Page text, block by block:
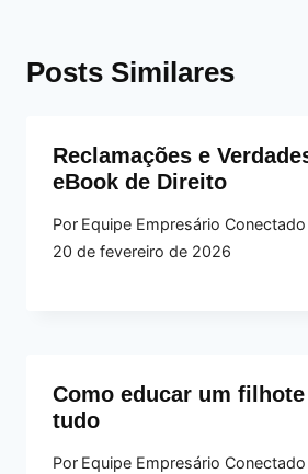
Posts Similares
Reclamações e
eBook de Direito
Por Equipe Empresário Conectado
20 de fevereiro de 2026
Como educar um
tudo
Por Equipe Empresário Conectado